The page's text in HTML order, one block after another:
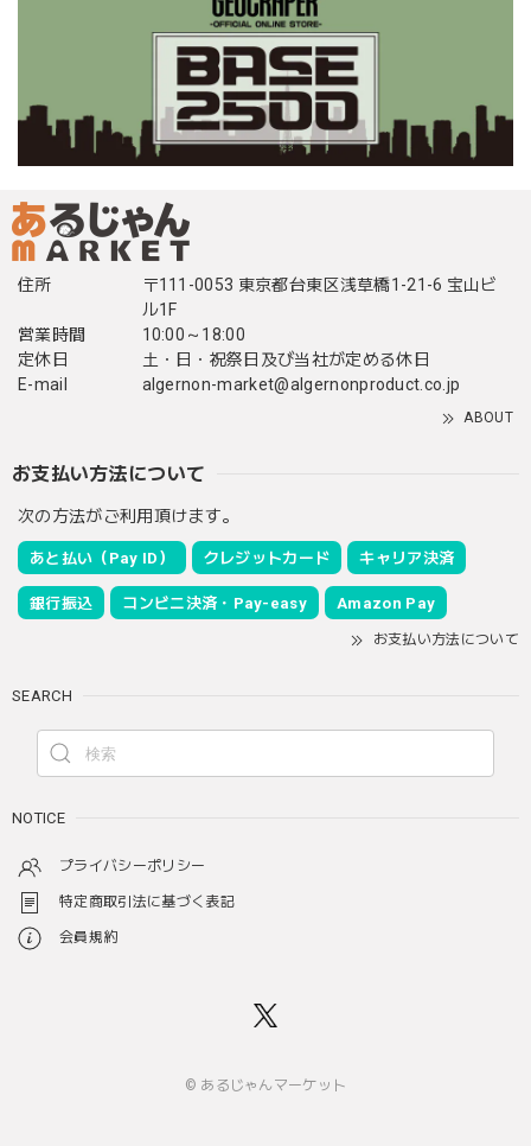
住所
〒111-0053 東京都台東区浅草橋1-21-6 宝山ビ
ル1F
営業時間
10:00～18:00
定休日
土・日・祝祭日及び当社が定める休日
E-mail
algernon-market@algernonproduct.co.jp
ABOUT
お支払い方法について
次の方法がご利用頂けます。
あと払い（Pay ID） クレジットカード キャリア決済
銀行振込 コンビニ決済・Pay-easy Amazon Pay
お支払い方法について
SEARCH
NOTICE
プライバシーポリシー
特定商取引法に基づく表記
会員規約
© あるじゃんマーケット